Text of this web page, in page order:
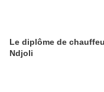
Le diplôme de
Ndjoli